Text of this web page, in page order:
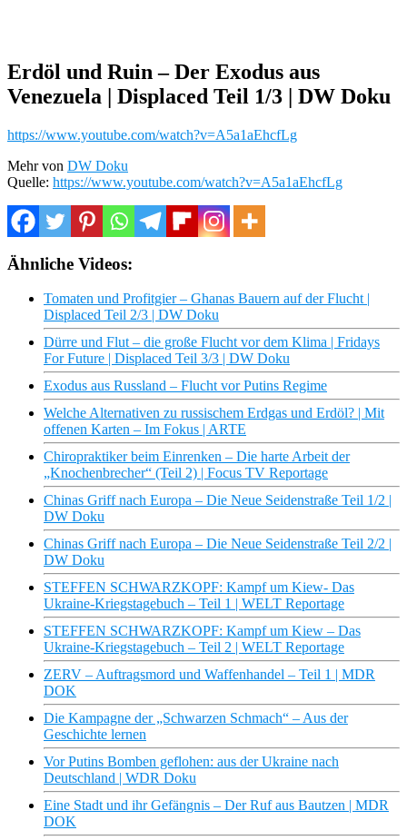
Erdöl und Ruin – Der Exodus aus
Venezuela | Displaced Teil 1/3 | DW Doku
https://www.youtube.com/watch?v=A5a1aEhcfLg
Mehr von DW Doku
Quelle: https://www.youtube.com/watch?v=A5a1aEhcfLg
Ähnliche Videos:
Tomaten und Profitgier – Ghanas Bauern auf der Flucht |
Displaced Teil 2/3 | DW Doku
Dürre und Flut – die große Flucht vor dem Klima | Fridays
For Future | Displaced Teil 3/3 | DW Doku
Exodus aus Russland – Flucht vor Putins Regime
Welche Alternativen zu russischem Erdgas und Erdöl? | Mit
offenen Karten – Im Fokus | ARTE
Chiropraktiker beim Einrenken – Die harte Arbeit der
„Knochenbrecher“ (Teil 2) | Focus TV Reportage
Chinas Griff nach Europa – Die Neue Seidenstraße Teil 1/2 |
DW Doku
Chinas Griff nach Europa – Die Neue Seidenstraße Teil 2/2 |
DW Doku
STEFFEN SCHWARZKOPF: Kampf um Kiew- Das
Ukraine-Kriegstagebuch – Teil 1 | WELT Reportage
STEFFEN SCHWARZKOPF: Kampf um Kiew – Das
Ukraine-Kriegstagebuch – Teil 2 | WELT Reportage
ZERV – Auftragsmord und Waffenhandel – Teil 1 | MDR
DOK
Die Kampagne der „Schwarzen Schmach“ – Aus der
Geschichte lernen
Vor Putins Bomben geflohen: aus der Ukraine nach
Deutschland | WDR Doku
Eine Stadt und ihr Gefängnis – Der Ruf aus Bautzen | MDR
DOK